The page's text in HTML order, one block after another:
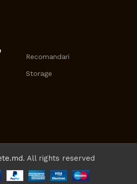
Recomandari
Storage
. All rights reserved